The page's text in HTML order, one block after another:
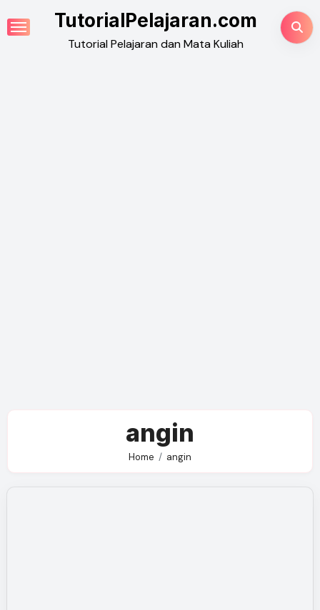
to
TutorialPelajaran.com
Tutorial Pelajaran dan Mata Kuliah
angin
Home angin